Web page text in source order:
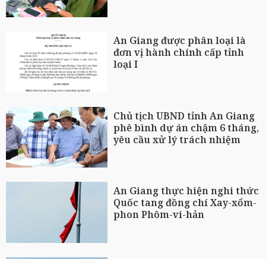
An Giang được phân loại là
đơn vị hành chính cấp tỉnh
loại I
Chủ tịch UBND tỉnh An Giang
phê bình dự án chậm 6 tháng,
yêu cầu xử lý trách nhiệm
An Giang thực hiện nghi thức
Quốc tang đồng chí Xay-xổm-
phon Phôm-vi-hản